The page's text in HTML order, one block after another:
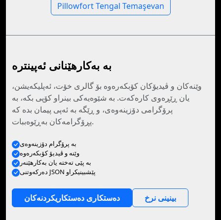
Pillowfort Tengal Temaşevan
بە بەکارهێنانی ئەپینترە
وێنەکان و ڤیدیۆکان کۆبکەرەوە بۆ گالری خۆت، ئەپلیکەیشن،
یان ڕێڕەوی کارەکەت. بە شێوەیەکی بینراو کۆپی بکە، بە
پرۆگرامی دۆزینەوەی، و ڕێگە بە ئەپی پیمان بدە کە
پڕۆگرامەکان بەڕێوەببات.
بە پرۆگرام دۆزینەوەی
وێنە و ڤیدیۆ کۆبکەرەوە
بە پێی تەختە یان بەکارهێنەر
دەرکەوتنی JSON پێشبینیکراو
دەستکاری دەستکاریکردنەکان بینینی نرخ